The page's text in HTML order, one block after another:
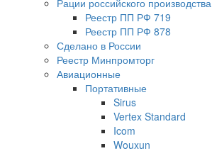
Рации российского производства
Реестр ПП РФ 719
Реестр ПП РФ 878
Сделано в России
Реестр Минпромторг
Авиационные
Портативные
Sirus
Vertex Standard
Icom
Wouxun